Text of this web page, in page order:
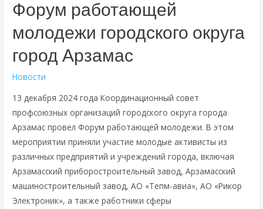
Форум работающей
молодежи городского округа
город Арзамас
Новости
13 декабря 2024 года Координационный совет
профсоюзных организаций городского округа города
Арзамас провел Форум работающей молодежи. В этом
мероприятии приняли участие молодые активисты из
различных предприятий и учреждений города, включая
Арзамасский приборостроительный завод, Арзамасский
машиностроительный завод, АО «Тепм-авиа», АО «Рикор
Электроник», а также работники сферы